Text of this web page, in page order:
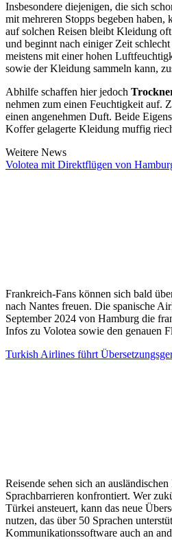
Insbesondere diejenigen, die sich
mit mehreren Stopps begeben haben,
auf solchen Reisen bleibt Kleidung
und beginnt nach einiger Zeit
meistens mit einer hohen
sowie der Kleidung sammeln kann,
Abhilfe schaffen hier jedoch
nehmen zum einen Feuchtigkeit auf.
einen angenehmen Duft. Beide
Koffer gelagerte Kleidung muffig
Weitere News
Volotea mit Direktflügen von
Frankreich-Fans können sich bald
nach Nantes freuen. Die spanische
September 2024 von Hamburg die
Infos zu Volotea sowie den genauen
Turkish Airlines führt
Reisende sehen sich an
Sprachbarrieren konfrontiert. Wer
Türkei ansteuert, kann das neue
nutzen, das über 50 Sprachen
Kommunikationssoftware auch an